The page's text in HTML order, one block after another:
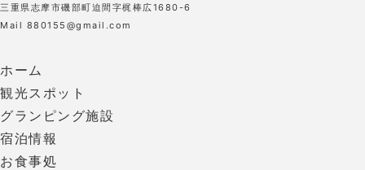
三重県志摩市磯部町迫間字梶棒広1680-6
Mail 880155@gmail.com
ホーム
観光スポット
グランピング施設
宿泊情報
お食事処